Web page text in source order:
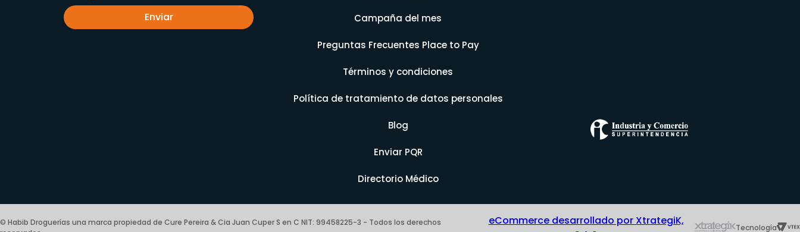
Enviar Campaña del mes
Preguntas Frecuentes Place to Pay
Términos y condiciones
Política de tratamiento de datos personales
Blog
Enviar PQR
Directorio Médico
© Habib Droguerías una marca propiedad de Cure Pereira & Cia Juan Cuper S en C NIT: 99458225-3 - Todos los derechos
eCommerce desarrollado por XtrategiK,
Tecnología